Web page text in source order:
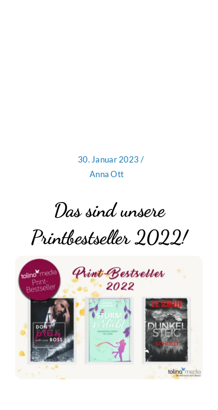
30. Januar 2023 /
Anna Ott
Das sind unsere
Printbestseller 2022!